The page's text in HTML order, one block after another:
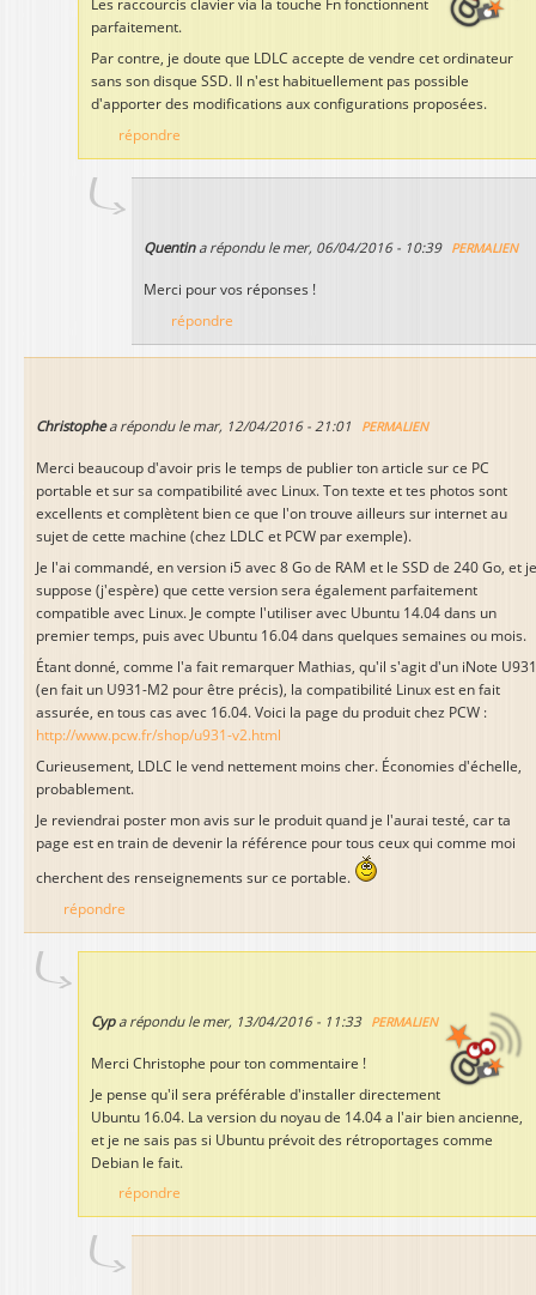
Les raccourcis clavier via la touche Fn fonctionnent
parfaitement.
Par contre, je doute que LDLC accepte de vendre cet ordinateur
sans son disque SSD. Il n'est habituellement pas possible
d'apporter des modifications aux configurations proposées.
répondre
Quentina répondu le mer, 06/04/2016 - 10:39 PERMALIEN
Merci pour vos réponses !
répondre
Christophea répondu le mar, 12/04/2016 - 21:01 PERMALIEN
Merci beaucoup d'avoir pris le temps de publier ton article sur ce PC
portable et sur sa compatibilité avec Linux. Ton texte et tes photos sont
excellents et complètent bien ce que l'on trouve ailleurs sur internet au
sujet de cette machine (chez LDLC et PCW par exemple).
Je l'ai commandé, en version i5 avec 8 Go de RAM et le SSD de 240 Go, et je
suppose (j'espère) que cette version sera également parfaitement
compatible avec Linux. Je compte l'utiliser avec Ubuntu 14.04 dans un
premier temps, puis avec Ubuntu 16.04 dans quelques semaines ou mois.
Étant donné, comme l'a fait remarquer Mathias, qu'il s'agit d'un iNote U931
(en fait un U931-M2 pour être précis), la compatibilité Linux est en fait
assurée, en tous cas avec 16.04. Voici la page du produit chez PCW :
http://www.pcw.fr/shop/u931-v2.html
Curieusement, LDLC le vend nettement moins cher. Économies d'échelle,
probablement.
Je reviendrai poster mon avis sur le produit quand je l'aurai testé, car ta
page est en train de devenir la référence pour tous ceux qui comme moi
cherchent des renseignements sur ce portable.
répondre
Cypa répondu le mer, 13/04/2016 - 11:33 PERMALIEN
Merci Christophe pour ton commentaire !
Je pense qu'il sera préférable d'installer directement
Ubuntu 16.04. La version du noyau de 14.04 a l'air bien ancienne,
et je ne sais pas si Ubuntu prévoit des rétroportages comme
Debian le fait.
répondre